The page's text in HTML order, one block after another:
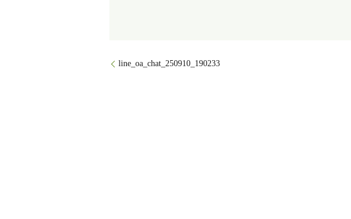
line_oa_chat_250910_190233